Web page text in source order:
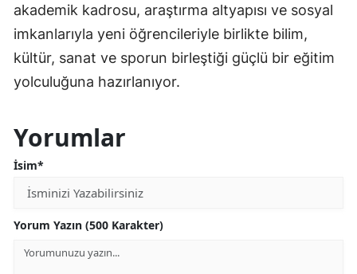
akademik kadrosu, araştırma altyapısı ve sosyal
imkanlarıyla yeni öğrencileriyle birlikte bilim,
kültür, sanat ve sporun birleştiği güçlü bir eğitim
yolculuğuna hazırlanıyor.
Yorumlar
İsim*
Yorum Yazın (500 Karakter)